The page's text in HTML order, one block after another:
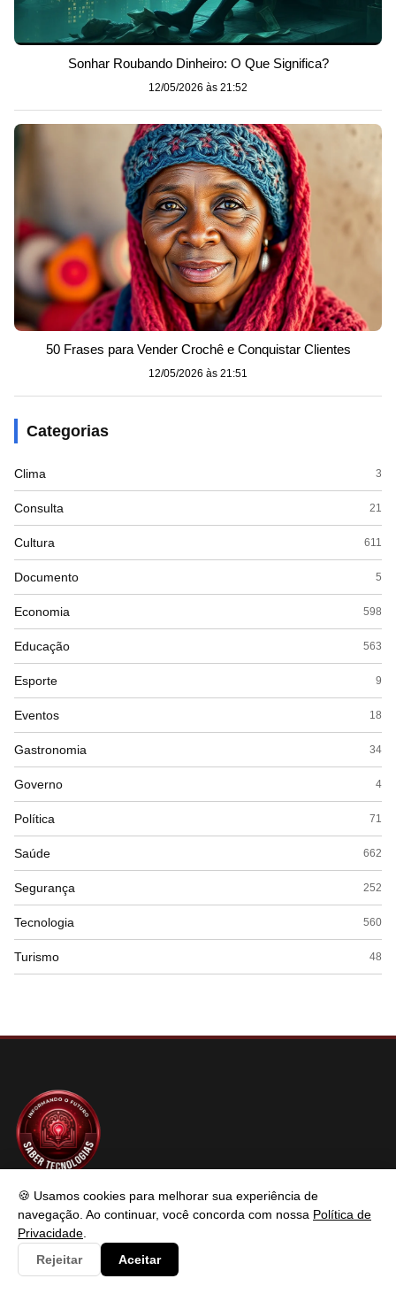
🍪 Usamos cookies para melhorar sua experiência de
navegação. Ao continuar, você concorda com nossa Política de
Privacidade
Rejeitar
Aceitar
Sonhar Roubando Dinheiro: O Que Significa?
12/05/2026 às 21:52
50 Frases para Vender Crochê e Conquistar Clientes
12/05/2026 às 21:51
Categorias
Clima 3
Consulta 21
Cultura 611
Documento 5
Economia 598
Educação 563
Esporte 9
Eventos 18
Gastronomia 34
Governo 4
Política 71
Saúde 662
Segurança 252
Tecnologia 560
Turismo 48
SABER TECNOLOGIAS
Saber Tecnologias é um portal de conteúdo atualizado com foco
em informar e resolver os problemas do usuários de maneira